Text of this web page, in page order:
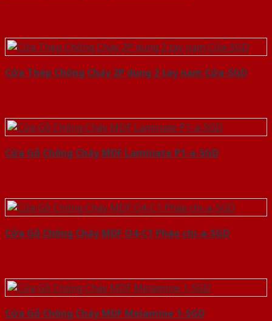
Cửa Thép Chống Cháy 2P dung 2 tay nam Cửa-SGD
Cửa Gỗ Chống Cháy MDF Laminate P1-a-SGD
Cửa Gỗ Chống Cháy MDF O4-C1 Phào chi-a-SGD
Cửa Gỗ Chống Cháy MDF Melamine 1-SGD